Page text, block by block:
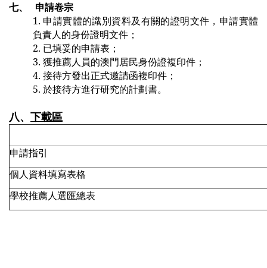
七、 申請卷宗
1. 申請實體的識別資料及有關的證明文件，申請實體
負責人的身份證明文件；
2. 已填妥的申請表；
3. 獲推薦人員的澳門居民身份證複印件；
4. 接待方發出正式邀請函複印件；
5. 於接待方進行研究的計劃書。
八、 下載區
申請指引
個人資料填寫表格
學校推薦人選匯總表